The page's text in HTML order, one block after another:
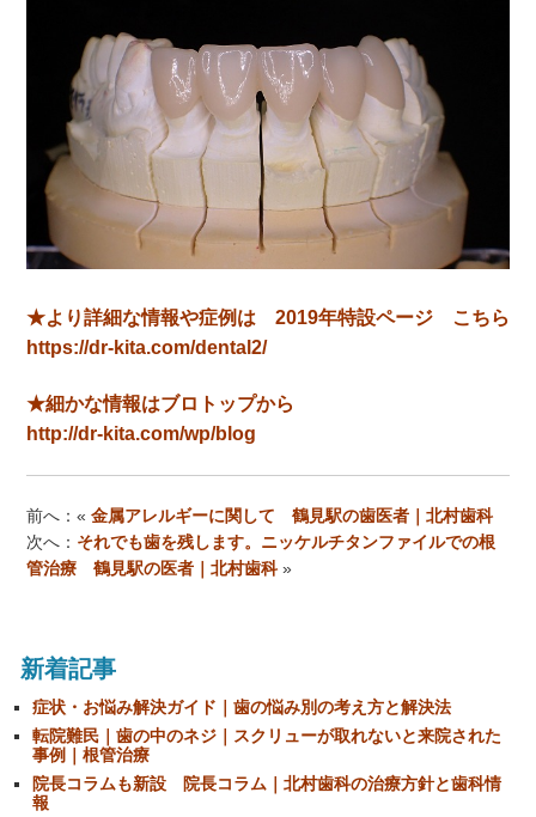
★より詳細な情報や症例は 2019年特設ページ こちら
https://dr-kita.com/dental2/
★細かな情報はブロトップから
http://dr-kita.com/wp/blog
前へ：« 金属アレルギーに関して 鶴見駅の歯医者｜北村歯科
次へ： それでも歯を残します。ニッケルチタンファイルでの根
管治療 鶴見駅の医者｜北村歯科»
新着記事
症状・お悩み解決ガイド｜歯の悩み別の考え方と解決法
転院難民｜歯の中のネジ｜スクリューが取れないと来院された
事例｜根管治療
院長コラムも新設 院長コラム｜北村歯科の治療方針と歯科情
報